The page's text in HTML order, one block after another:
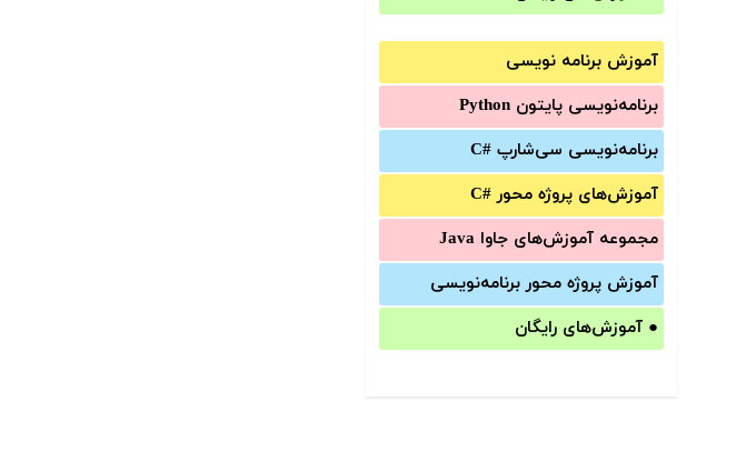
آموزش برنامه نویسی
برنامه‌نویسی پایتون Python
برنامه‌‌نویسی سی‌شارپ C#‎
آموزش‌های پروژه محور #C
مجموعه آموزش‌های جاوا Java
آموزش‌ پروژه محور برنامه‌نویسی
● آموزش‌های رایگان